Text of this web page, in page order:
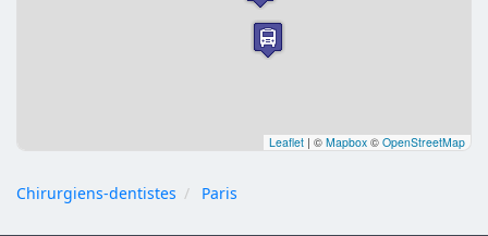
Leaflet | © Mapbox © OpenStreetMap
Chirurgiens-dentistes Paris